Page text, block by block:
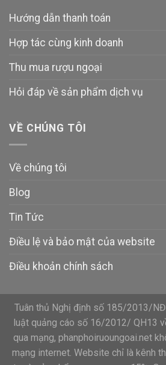
Hướng dẫn thanh toán
Hợp tác cùng kinh doanh
Thu mua rượu ngoại
Hỏi đáp về sản phẩm dịch vụ
VỀ CHÚNG TÔI
Về chúng tôi
Blog
Tin Tức
Điều lệ và bảo mật của website
Điều khoản chính sách
Tuân thủ Nghị định số 185/2013/
luật quảng cáo số 16/2012/ QH13
qua mạng, phanphoiruoungoai.net
mạng internet. Website chỉ là kênh